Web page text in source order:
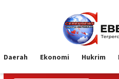
Daerah Ekonomi Hukrim